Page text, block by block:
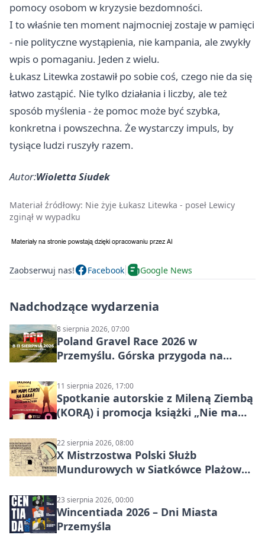
pomocy osobom w kryzysie bezdomności.
I to właśnie ten moment najmocniej zostaje w pamięci
- nie polityczne wystąpienia, nie kampania, ale zwykły
wpis o pomaganiu. Jeden z wielu.
Łukasz Litewka zostawił po sobie coś, czego nie da się
łatwo zastąpić. Nie tylko działania i liczby, ale też
sposób myślenia - że pomoc może być szybka,
konkretna i powszechna. Że wystarczy impuls, by
tysiące ludzi ruszyły razem.
Autor:Wioletta Siudek
Materiał źródłowy: Nie żyje Łukasz Litewka - poseł Lewicy
zginął w wypadku
Zaobserwuj nas! Facebook Google News
Nadchodzące wydarzenia
8 sierpnia 2026, 07:00
Poland Gravel Race 2026 w
Przemyślu. Górska przygoda na
11 sierpnia 2026, 17:00
Spotkanie autorskie z Mileną Ziembą
(KORĄ) i promocja książki „Nie mam
22 sierpnia 2026, 08:00
X Mistrzostwa Polski Służb
Mundurowych w Siatkówce Plażowej
23 sierpnia 2026, 00:00
Wincentiada 2026 – Dni Miasta
Przemyśla